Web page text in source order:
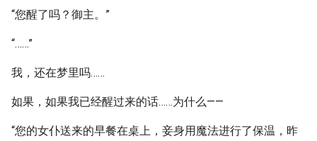
“您醒了吗？御主。”
“……”
我，还在梦里吗……
如果，如果我已经醒过来的话……为什么——
“您的女仆送来的早餐在桌上，妾身用魔法进行了保温，昨